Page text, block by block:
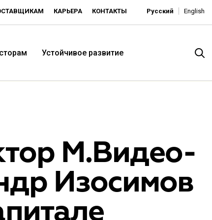
КАРЬЕРА КОНТАКТЫ Русский English
низких цен -
Устойчивое развитие
М.Видео-
Изосимов